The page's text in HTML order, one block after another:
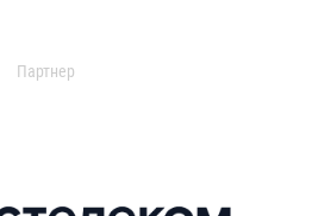
Партнер